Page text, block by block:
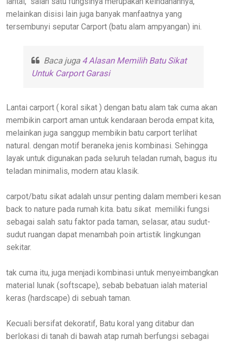
melainkan disisi lain juga banyak manfaatnya yang
tersembunyi seputar Carport (batu alam ampyangan) ini.
Baca juga 4 Alasan Memilih Batu Sikat
Untuk Carport Garasi
Lantai carport ( koral sikat ) dengan batu alam tak cuma akan
membikin carport aman untuk kendaraan beroda empat kita,
melainkan juga sanggup membikin batu carport terlihat
natural. dengan motif beraneka jenis kombinasi. Sehingga
layak untuk digunakan pada seluruh teladan rumah, bagus itu
teladan minimalis, modern atau klasik.
carpot/batu sikat adalah unsur penting dalam memberi kesan
back to nature pada rumah kita. batu sikat memiliki fungsi
sebagai salah satu faktor pada taman, selasar, atau sudut-
sudut ruangan dapat menambah poin artistik lingkungan
sekitar.
tak cuma itu, juga menjadi kombinasi untuk menyeimbangkan
material lunak (softscape), sebab bebatuan ialah material
keras (hardscape) di sebuah taman.
Kecuali bersifat dekoratif, Batu koral yang ditabur dan
berlokasi di tanah di bawah atap rumah berfungsi sebagai